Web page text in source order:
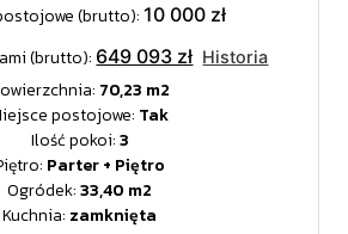
(brutto): 10 000 zł
(brutto):649 093 zł Historia
70,23
postojowe: Tak
Ilość pokoi:3
Parter + Piętro
Ogródek:33,40
Kuchnia: zamknięta